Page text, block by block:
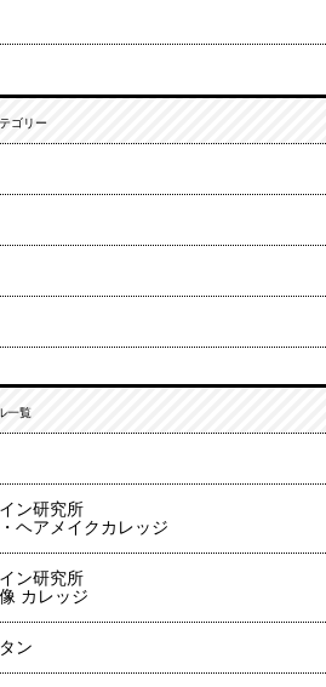
ゴリー
一覧
ン研究所
ヘアメイクカレッジ
ン研究所
カレッジ
ン